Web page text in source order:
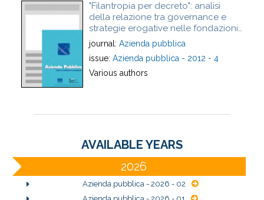
"Filantropia per decreto": analisi
della relazione tra governance e
strategie erogative nelle fondazioni
di origine bancaria
journal: Azienda pubblica
issue: Azienda pubblica - 2012 - 4
Various authors
AVAILABLE YEARS
2026
Azienda pubblica - 2026 - 02